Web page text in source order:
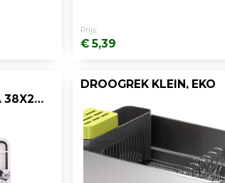
Prijs:
€ 5,39
AFDRUIPREK ALPINA 38X29,5X12CM PP/TPU
DROOGREK KLEIN, EKO